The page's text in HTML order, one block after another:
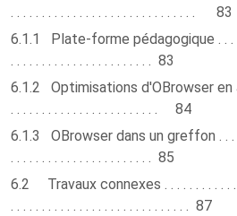
. . . . . . . . . . . . . . . . . . . . . . . . . . . . . . 83
6.1.1 Plate-forme pédagogique . . . . .
. . . . . . . . . . . . . . . . . . . . . . . 83
6.1.2 Optimisations d'OBrowser en
. . . . . . . . . . . . . . . . . . . . . . . . 84
6.1.3 OBrowser dans un greffon . . . . .
. . . . . . . . . . . . . . . . . . . . . . . 85
6.2 Travaux connexes . . . . . . . . . . . . .
. . . . . . . . . . . . . . . . . . . . . . . . . . . . . 87